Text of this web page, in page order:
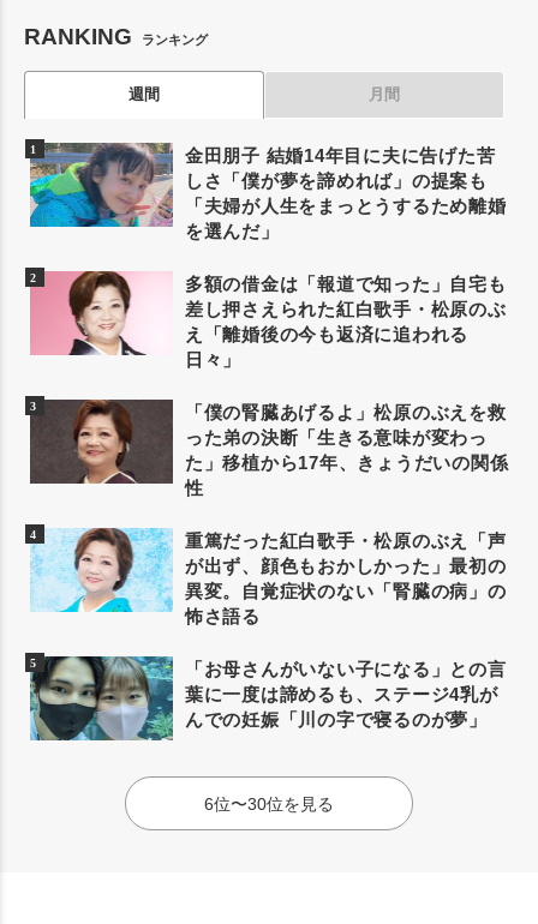
RANKING ランキング
週間 月間
金田朋子 結婚14年目に夫に告げた苦
しさ「僕が夢を諦めれば」の提案も
「夫婦が人生をまっとうするため離婚
を選んだ」
多額の借金は「報道で知った」自宅も
差し押さえられた紅白歌手・松原のぶ
え「離婚後の今も返済に追われる
日々」
「僕の腎臓あげるよ」松原のぶえを救
った弟の決断「生きる意味が変わっ
た」移植から17年、きょうだいの関係
性
重篤だった紅白歌手・松原のぶえ「声
が出ず、顔色もおかしかった」最初の
異変。自覚症状のない「腎臓の病」の
怖さ語る
「お母さんがいない子になる」との言
葉に一度は諦めるも、ステージ4乳が
んでの妊娠「川の字で寝るのが夢」
6位〜30位を見る